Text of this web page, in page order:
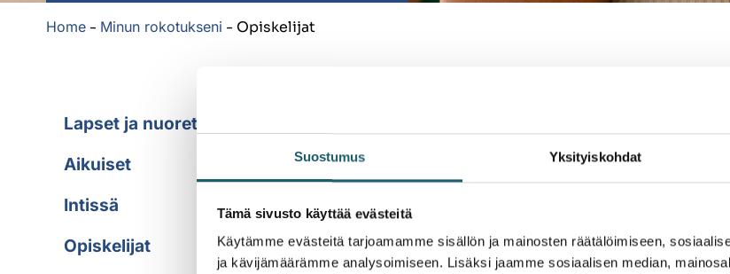
Suostumus Yksityiskohdat
Tämä sivusto käyttää evästeitä
Käytämme evästeitä tarjoamamme sisällön ja mainosten räätälöimiseen,
ja kävijämäärämme analysoimiseen. Lisäksi jaamme sosiaalisen median,
Home - Minun rokotukseni - Opiskelijat
Lapset ja nuoret
Aikuiset
Intissä
Opiskelijat
Opiskelijoiden
Valtaosa opiskelijoista ja nuorista aikuisista on
neuvolassa ja kouluterveydenhuollossa. Tarvittaessa